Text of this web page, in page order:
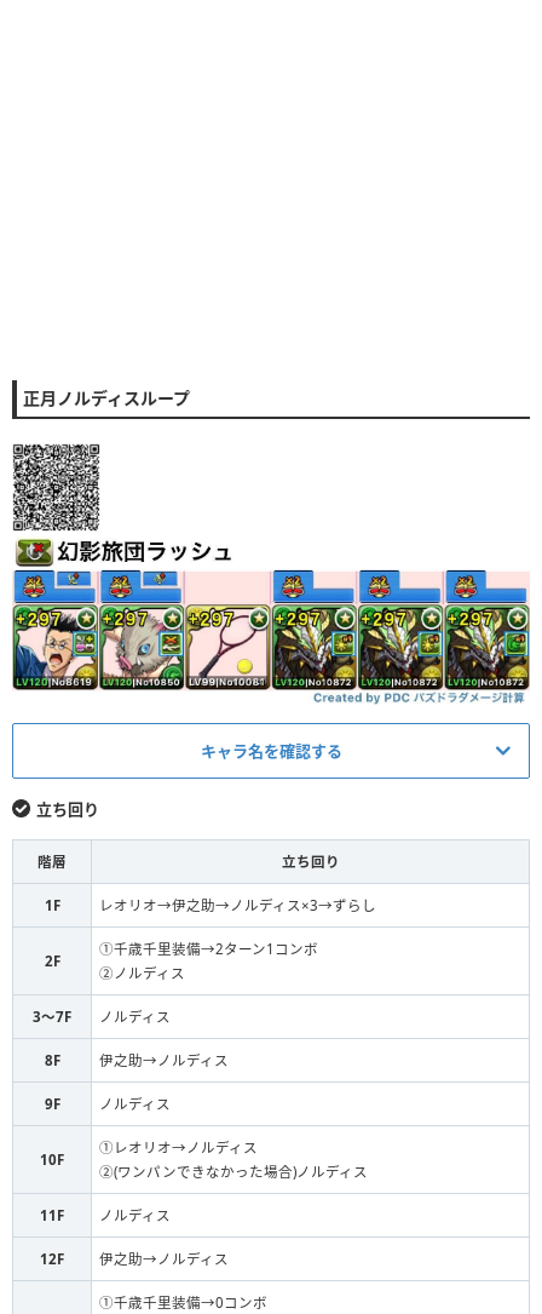
正月ノルディスループ
キャラ名を確認する
超究極伊之助
千歳千里装備（ラケット）
S 正月ノルディス
正月ノルディス
立ち回り
階層 立ち回り
1F レオリオ→伊之助→ノルディス×3→ずらし
2F
①千歳千里装備→2ターン1コンボ
②ノルディス
3〜7F ノルディス
8F 伊之助→ノルディス
9F ノルディス
10F
①レオリオ→ノルディス
②(ワンパンできなかった場合)ノルディス
11F ノルディス
12F 伊之助→ノルディス
①千歳千里装備→0コンボ